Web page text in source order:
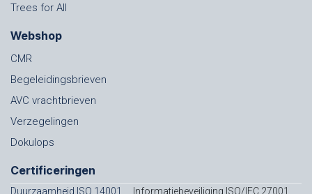
Trees for All
Webshop
CMR
Begeleidingsbrieven
AVC vrachtbrieven
Verzegelingen
Dokulops
Certificeringen
Duurzaamheid ISO 14001 Informatiebeveiliging ISO/IEC 27001